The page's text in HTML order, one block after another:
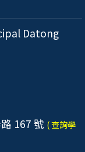
Datong
167 號 ( 查詢學